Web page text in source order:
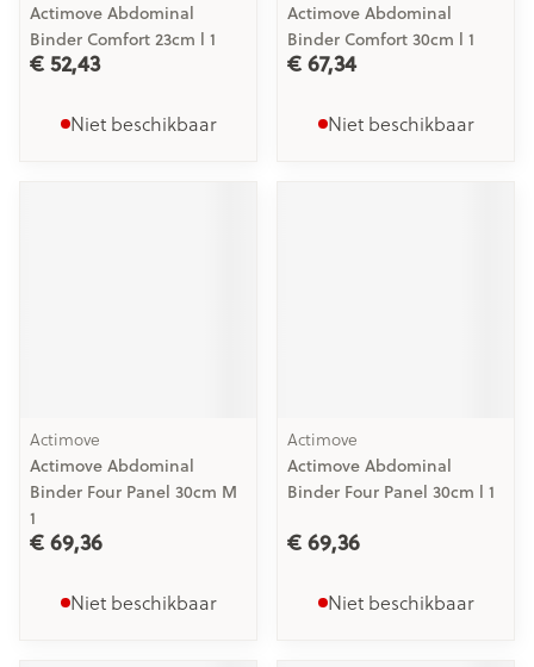
Actimove Abdominal
Binder Comfort 23cm l 1
€ 52,43
Niet beschikbaar
Actimove Abdominal
Binder Comfort 30cm l 1
€ 67,34
Niet beschikbaar
Actimove
Actimove Abdominal
Binder Four Panel 30cm M
1
€ 69,36
Niet beschikbaar
Actimove
Actimove Abdominal
Binder Four Panel 30cm l 1
€ 69,36
Niet beschikbaar